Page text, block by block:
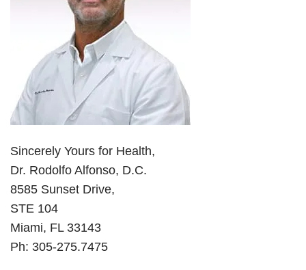
Sincerely Yours for Health,
Dr. Rodolfo Alfonso, D.C.
8585 Sunset Drive,
STE 104
Miami, FL 33143
Ph: 305-275.7475